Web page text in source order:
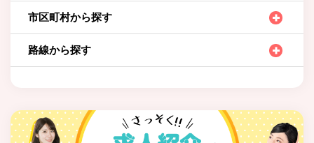
市区町村から探す
路線から探す